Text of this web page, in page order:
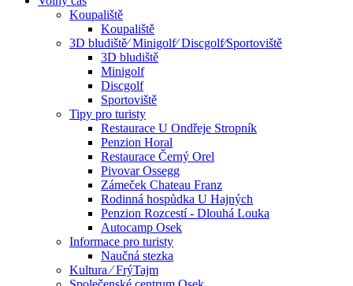
Koupaliště
Koupaliště
3D bludiště⁄ Minigolf⁄ Discgolf⁄Sportoviště
3D bludiště
Minigolf
Discgolf
Sportoviště
Tipy pro turisty
Restaurace U Ondřeje Stropník
Penzion Horal
Restaurace Černý Orel
Pivovar Ossegg
Zámeček Chateau Franz
Rodinná hospůdka U Hajných
Penzion Rozcestí - Dlouhá Louka
Autocamp Osek
Informace pro turisty
Naučná stezka
Kultura ⁄ FrýTajm